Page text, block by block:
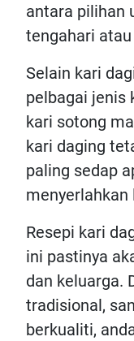
antara pilihan
tengahari
Selain kari
pelbagai jenis
kari sotong
kari daging
paling sedap
menyerlahkan
Resepi kari
ini pastinya
dan keluarga.
tradisional,
berkualiti,